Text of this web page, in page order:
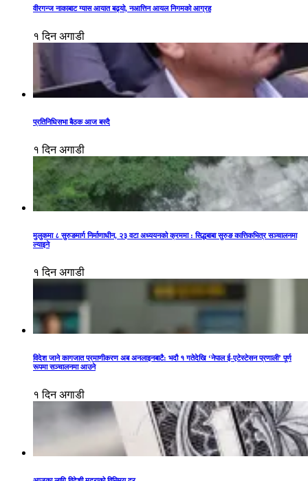
वीरगन्ज नाकाबाट ग्यास आयात बढ्यो, नआत्तिन आयल निगमको आग्रह
१ दिन अगाडी
प्रतिनिधिसभा बैठक आज बस्दै
१ दिन अगाडी
मुलुकमा ८ सुरुङमार्ग निर्माणाधीन, २३ वटा अध्ययनको क्रममा : सिद्धबाबा सुरुङ कात्तिकभित्र सञ्चालनमा
ल्याइने
१ दिन अगाडी
विदेश जाने कागजात प्रमाणीकरण अब अनलाइनबाटै: भदौ १ गतेदेखि ‘नेपाल ई-एटेस्टेसन प्रणाली’ पूर्ण
रूपमा सञ्चालनमा आउने
१ दिन अगाडी